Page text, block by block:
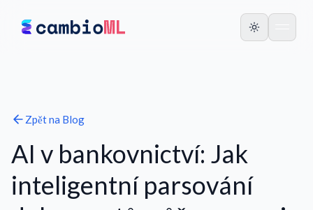
Zpět na Blog
AI v bankovnictví: Jak
inteligentní parsování